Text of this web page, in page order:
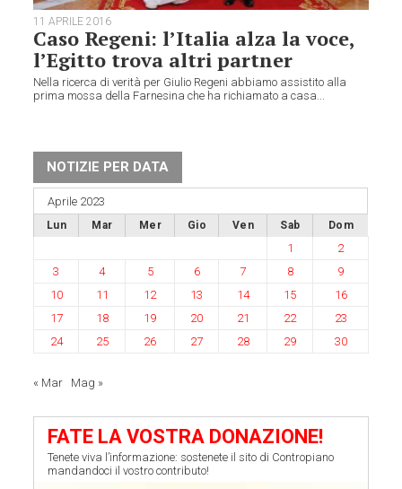
11 APRILE 2016
Caso Regeni: l’Italia alza la voce,
l’Egitto trova altri partner
Nella ricerca di verità per Giulio Regeni abbiamo assistito alla
prima mossa della Farnesina che ha richiamato a casa...
NOTIZIE PER DATA
Aprile 2023
Lun Mar Mer Gio Ven Sab Dom
1
2
3
4 5 6 7 8
9
10
11 12 13 14 15
16
17
18 19 20 21 22
23
24
25 26 27 28 29 30
« Mar Mag »
FATE LA VOSTRA DONAZIONE!
Tenete viva l’informazione: sostenete il sito di Contropiano
mandandoci il vostro contributo!